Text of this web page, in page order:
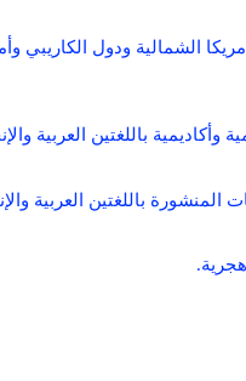
الشمالية ودول الكاريبي
باللغتين العربية
باللغتين العربية